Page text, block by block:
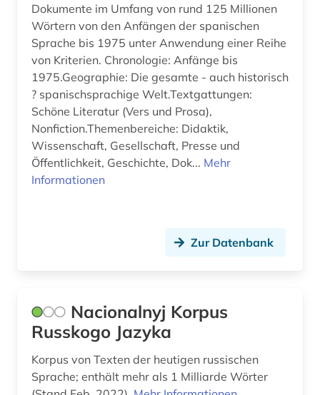
sardisch (1)
schuchardt (1)
schweden (2)
schwedisch (9)
schweiz (2)
schweizerische nationalbibliothek (1)
sozialwissenschaften (3)
soziologie (1)
spanien (8)
Dokumente im Umfang von rund 125 Millionen
Wörtern von den Anfängen der spanischen
Sprache bis 1975 unter Anwendung einer Reihe
von Kriterien. Chronologie: Anfänge bis
1975.Geographie: Die gesamte - auch historisch
? spanischsprachige Welt.Textgattungen:
Schöne Literatur (Vers und Prosa),
Nonfiction.Themenbereiche: Didaktik,
Wissenschaft, Gesellschaft, Presse und
Öffentlichkeit, Geschichte, Dok... Mehr
Informationen
Zur Datenbank
Nacionalnyj Korpus
Russkogo Jazyka
Korpus von Texten der heutigen russischen
Sprache; enthält mehr als 1 Milliarde Wörter